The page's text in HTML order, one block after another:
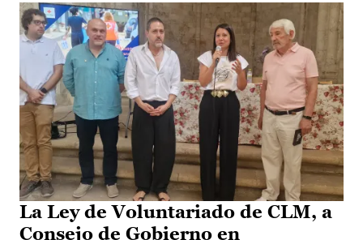
La Ley de Voluntariado de CLM, a
Consejo de Gobierno en